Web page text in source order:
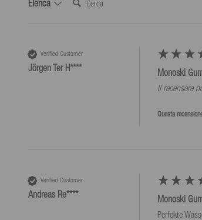
Elenca
Verified Customer
Jörgen Ter H**** Monoski
Il recensore
Questa
Verified Customer
Andreas Re**** Monoski
Perfekte